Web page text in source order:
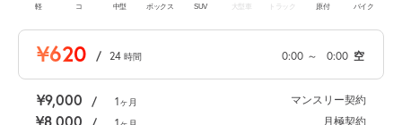
軽 コ 中型 ボックス SUV 大型車 トラック 原付 バイク
¥620 / 24 時間 0:00 ～ 0:00 空
¥9,000 / 1ヶ月 マンスリー契約
¥8,000 月極契約